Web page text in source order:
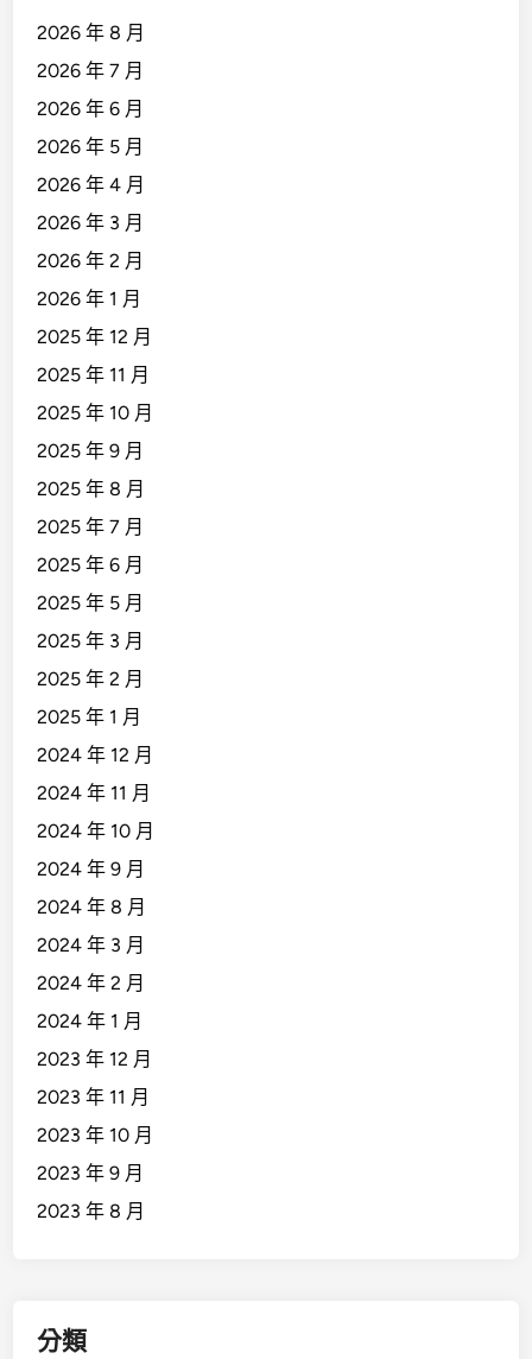
2026 年 8 月
2026 年 7 月
2026 年 6 月
2026 年 5 月
2026 年 4 月
2026 年 3 月
2026 年 2 月
2026 年 1 月
2025 年 12 月
2025 年 11 月
2025 年 10 月
2025 年 9 月
2025 年 8 月
2025 年 7 月
2025 年 6 月
2025 年 5 月
2025 年 3 月
2025 年 2 月
2025 年 1 月
2024 年 12 月
2024 年 11 月
2024 年 10 月
2024 年 9 月
2024 年 8 月
2024 年 3 月
2024 年 2 月
2024 年 1 月
2023 年 12 月
2023 年 11 月
2023 年 10 月
2023 年 9 月
2023 年 8 月
分類